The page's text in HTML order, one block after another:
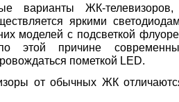
варианты ЖК-телевизоров,
яркими
моделей с подсветкой
этой причине
пометкой LED.
от обычных ЖК